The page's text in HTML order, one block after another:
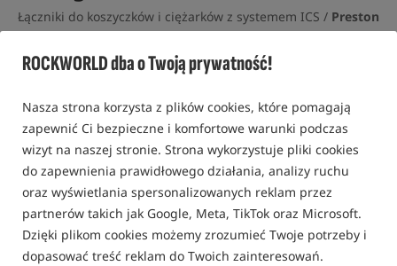
ROCKWORLD dba o Twoją prywatność!
Nasza strona korzysta z plików cookies, które pomagają
zapewnić Ci bezpieczne i komfortowe warunki podczas
wizyt na naszej stronie. Strona wykorzystuje pliki cookies
do zapewnienia prawidłowego działania, analizy ruchu
oraz wyświetlania spersonalizowanych reklam przez
partnerów takich jak Google, Meta, TikTok oraz Microsoft.
Dzięki plikom cookies możemy zrozumieć Twoje potrzeby i
dopasować treść reklam do Twoich zainteresowań.
Łączniki do koszyczków i ciężarków z systemem ICS / Preston
0,0
Bestseller!